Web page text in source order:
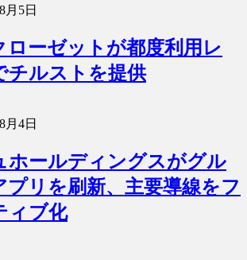
月5日
ローゼットが都度利用レ
チルストを提供
月4日
ホールディングスがグル
プリを刷新、主要導線をフ
ィブ化